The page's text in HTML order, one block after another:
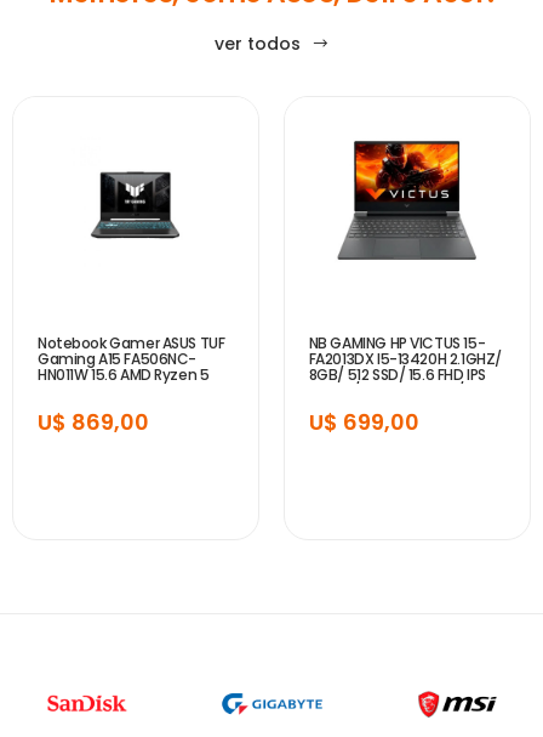
ver todos
Notebook Gamer ASUS TUF
Gaming A15 FA506NC-
HN011W 15.6 AMD Ryzen 5
7535HS 16GB 512GB RTX
U$ 869,00
NB GAMING HP VICTUS 15-
FA2013DX I5-13420H 2.1GHZ/
8GB/ 512 SSD/ 15.6 FHD IPS
144HZ/ RTX3050 6GB/ RJ-
U$ 699,00